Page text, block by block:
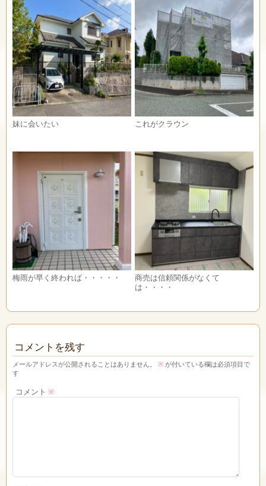
妹に会いたい これがクラウン
梅雨が早く終われば・・・・・
商売は信頼関係がなくて
は・・・・
コメントを残す
メールアドレスが公開されることはありません。 ※ が付いている欄は必須項目で
す
コメント ※